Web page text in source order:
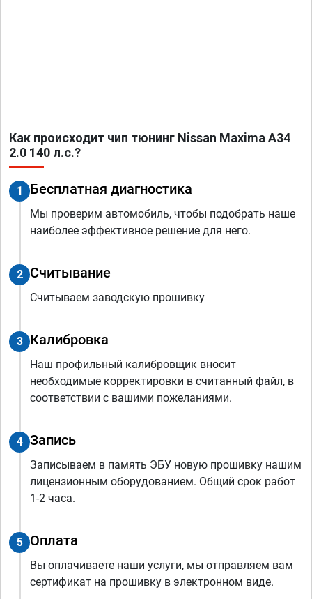
Как происходит чип тюнинг Nissan Maxima A34
2.0 140 л.с.?
1 Бесплатная диагностика
Мы проверим автомобиль, чтобы подобрать наше
наиболее эффективное решение для него.
2 Считывание
Считываем заводскую прошивку
3 Калибровка
Наш профильный калибровщик вносит
необходимые корректировки в считанный файл, в
соответствии с вашими пожеланиями.
4 Запись
Записываем в память ЭБУ новую прошивку нашим
лицензионным оборудованием. Общий срок работ
1-2 часа.
5 Оплата
Вы оплачиваете наши услуги, мы отправляем вам
сертификат на прошивку в электронном виде.